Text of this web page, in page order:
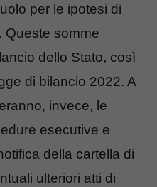
per le ipotesi di
Queste somme
dello Stato, così
di bilancio 2022. A
invece, le
esecutive e
della cartella di
ulteriori atti di